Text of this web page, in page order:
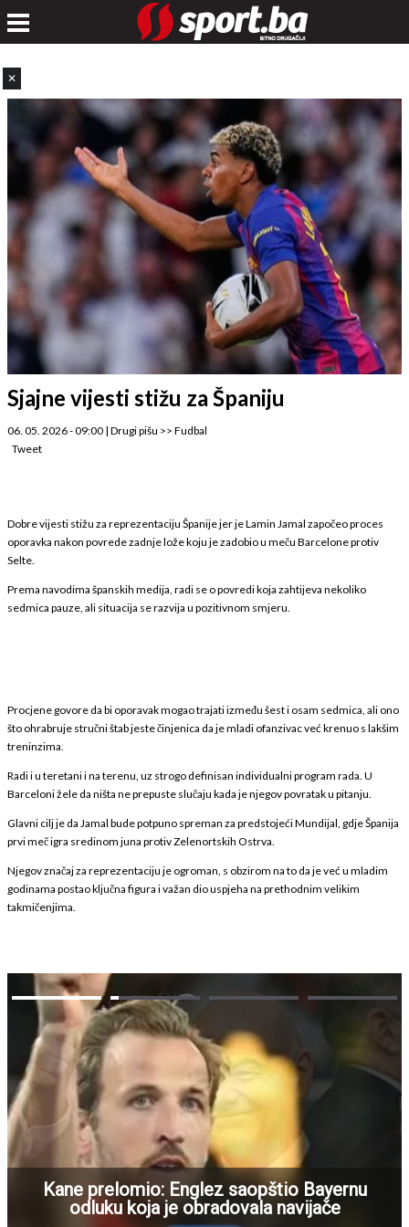
✕
Sjajne vijesti stižu za Španiju
06. 05. 2026 - 09:00 | Drugi pišu >> Fudbal
Tweet
Dobre vijesti stižu za reprezentaciju Španije jer je Lamin Jamal započeo proces
oporavka nakon povrede zadnje lože koju je zadobio u meču Barcelone protiv
Selte.
Prema navodima španskih medija, radi se o povredi koja zahtijeva nekoliko
sedmica pauze, ali situacija se razvija u pozitivnom smjeru.
Procjene govore da bi oporavak mogao trajati između šest i osam sedmica, ali ono
što ohrabruje stručni štab jeste činjenica da je mladi ofanzivac već krenuo s lakšim
treninzima.
Radi i u teretani i na terenu, uz strogo definisan individualni program rada. U
Barceloni žele da ništa ne prepuste slučaju kada je njegov povratak u pitanju.
Glavni cilj je da Jamal bude potpuno spreman za predstojeći Mundijal, gdje Španija
prvi meč igra sredinom juna protiv Zelenortskih Ostrva.
Njegov značaj za reprezentaciju je ogroman, s obzirom na to da je već u mladim
godinama postao ključna figura i važan dio uspjeha na prethodnim velikim
takmičenjima.
Kane prelomio: Englez saopštio Bayernu
odluku koja je obradovala navijače